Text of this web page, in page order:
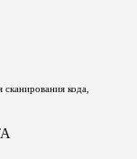
кода,